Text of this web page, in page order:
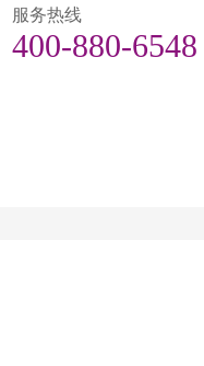
服务热线
400-880-6548